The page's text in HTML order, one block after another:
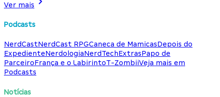
Ver mais
Podcasts
NerdCastNerdCast RPGCaneca de MamicasDepois do
ExpedienteNerdologiaNerdTechExtrasPapo de
ParceiroFrança e o LabirintoT-ZombiiVeja mais em
Podcasts
Notícias